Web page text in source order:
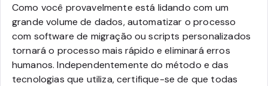
Como você provavelmente está lidando com um
grande volume de dados, automatizar o processo
com software de migração ou scripts personalizados
tornará o processo mais rápido e eliminará erros
humanos. Independentemente do método e das
tecnologias que utiliza, certifique-se de que todas